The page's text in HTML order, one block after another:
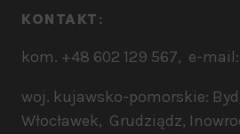
KONTAKT:​
kom. +48 602 129 567, e-mail:
woj. kujawsko-pomorskie:
Włocławek, Grudziądz,